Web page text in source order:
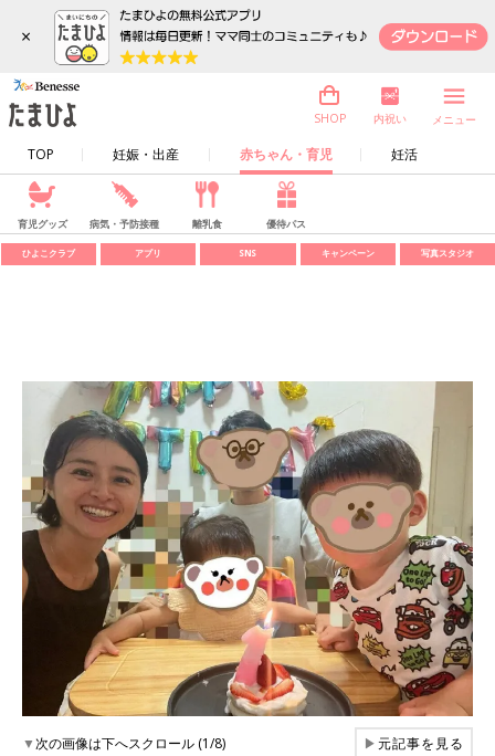
×
TOP 妊娠・出産 赤ちゃん・育児 妊活
SHOP 内祝い メニュー
育児グッズ 病気・予防接種 離乳食 優待パス
ひよこクラブ アプリ SNS キャンペーン 写真スタジオ
▼次の画像は下へスクロール (1/8) ▶元記事を見る